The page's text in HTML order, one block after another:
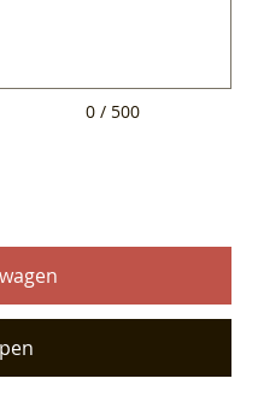
0 / 500